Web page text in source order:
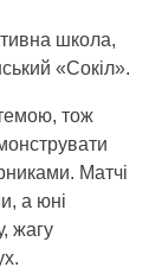
школа,
«Сокіл».
тож
Матчі
а юні
жагу